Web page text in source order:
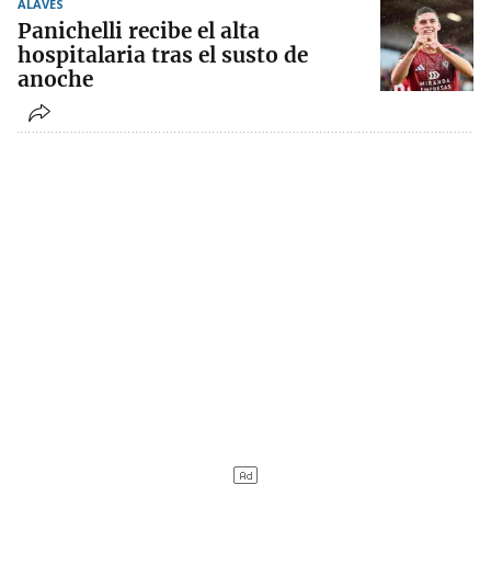
ALAVÉS
Panichelli recibe el alta
hospitalaria tras el susto de
anoche